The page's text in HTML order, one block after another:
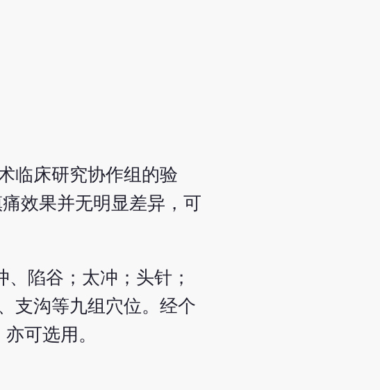
临床研究协作组的验
效果并无明显差异，可
陷谷；太冲；头针；
支沟等九组穴位。经个
可选用。